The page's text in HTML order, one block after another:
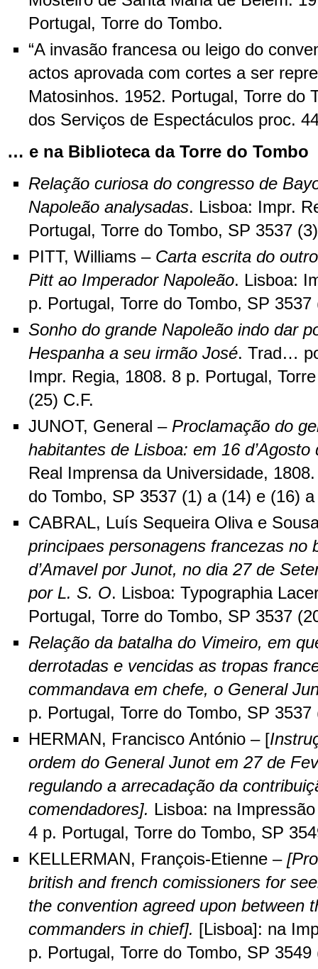
Portugal, Torre do Tombo.
“A invasão francesa ou leigo do
actos aprovada com cortes a ser
Matosinhos. 1952. Portugal, Torre do
dos Serviços de Espectáculos proc.
… e na Biblioteca da Torre do Tombo
Relação curiosa do congresso de
Napoleão analysadas. Lisboa: Impr.
Portugal, Torre do Tombo, SP 3537
PITT, Williams – Carta escrita do
Pitt ao Imperador Napoleão. Lisboa:
p. Portugal, Torre do Tombo, SP 3537
Sonho do grande Napoleão indo dar
Hespanha a seu irmão José. Trad…
Impr. Regia, 1808. 8 p. Portugal,
(25) C.F.
JUNOT, General – Proclamação do
habitantes de Lisboa: em 16 d’Agosto
Real Imprensa da Universidade,
do Tombo, SP 3537 (1) a (14) e (16)
CABRAL, Luís Sequeira Oliva e
principaes personagens francezas no
d’Amavel por Junot, no dia 27 de
por L. S. O. Lisboa: Typographia
Portugal, Torre do Tombo, SP 3537
Relação da batalha do Vimeiro, em
derrotadas e vencidas as tropas
commandava em chefe, o General
p. Portugal, Torre do Tombo, SP 3537
HERMAN, Francisco António – [
ordem do General Junot em 27 de
regulando a arrecadação da
comendadores]. Lisboa: na
4 p. Portugal, Torre do Tombo, SP
KELLERMAN, François-Etienne –
british and french comissioners for
the convention agreed upon between
commanders in chief]. [Lisboa]: na
p. Portugal, Torre do Tombo, SP 3549